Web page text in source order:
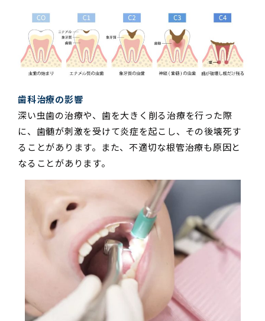
歯科治療の影響
深い虫歯の治療や、歯を大きく削る治療を行った際
に、歯髄が刺激を受けて炎症を起こし、その後壊死す
ることがあります。また、不適切な根管治療も原因と
なることがあります。